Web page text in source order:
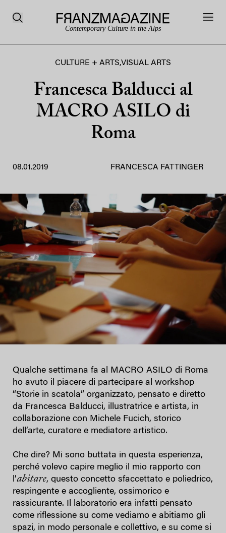
Contemporary Culture in the Alps
CULTURE + ARTS,VISUAL ARTS
Francesca Balducci al
MACRO ASILO di
Roma
08.01.2019 FRANCESCA FATTINGER
Qualche settimana fa al MACRO ASILO di Roma
ho avuto il piacere di partecipare al workshop
“Storie in scatola” organizzato, pensato e diretto
da Francesca Balducci, illustratrice e artista, in
collaborazione con Michele Fucich, storico
dell’arte, curatore e mediatore artistico.
Che dire? Mi sono buttata in questa esperienza,
perché volevo capire meglio il mio rapporto con
l’abitare, questo concetto sfaccettato e poliedrico,
respingente e accogliente, ossimorico e
rassicurante. Il laboratorio era infatti pensato
come riflessione su come vediamo e abitiamo gli
spazi, in modo personale e collettivo, e su come si